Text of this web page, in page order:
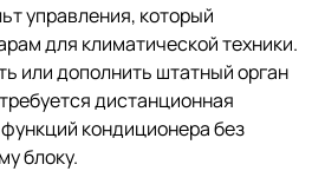
управления, который
для климатической техники.
или дополнить штатный орган
дистанционная
кондиционера без
блоку.